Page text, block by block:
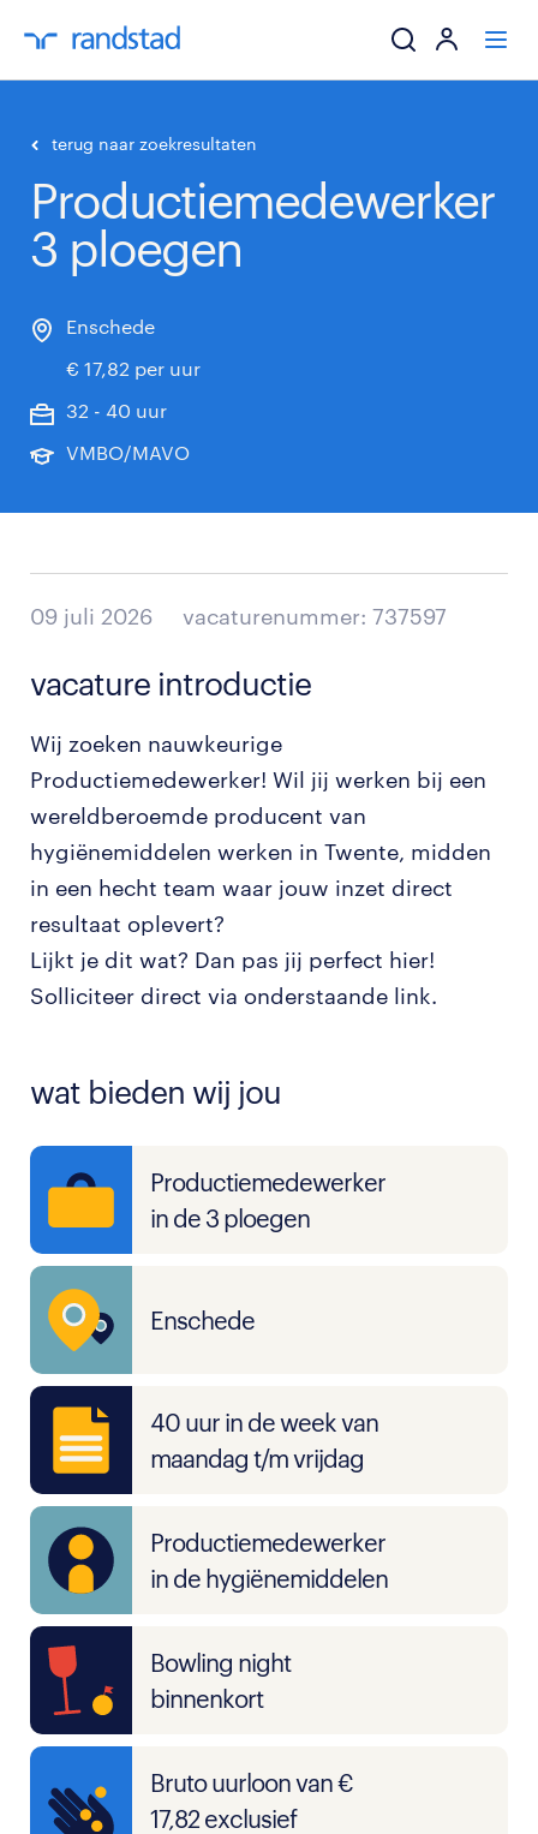
werkgevers
terug naar zoekresultaten
Productiemedewerker
3 ploegen
Enschede
€ 17,82 per uur
32 - 40 uur
VMBO/MAVO
09 juli 2026 vacaturenummer: 737597
vacature introductie
Wij zoeken nauwkeurige
Productiemedewerker! Wil jij werken bij een
wereldberoemde producent van
hygiënemiddelen werken in Twente, midden
in een hecht team waar jouw inzet direct
resultaat oplevert?
Lijkt je dit wat? Dan pas jij perfect hier!
Solliciteer direct via onderstaande link.
wat bieden wij jou
Productiemedewerker
in de 3 ploegen
Enschede
40 uur in de week van
maandag t/m vrijdag
Productiemedewerker
in de hygiënemiddelen
Bowling night
binnenkort
Bruto uurloon van €
17,82 exclusief